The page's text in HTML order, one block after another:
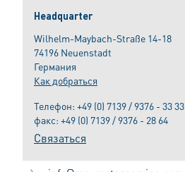
Headquarter
Wilhelm-Maybach-Straße 14-18
74196 Neuenstadt
Германия
Как добраться
Телефон: +49 (0) 7139 / 9376 - 33 33
факс: +49 (0) 7139 / 9376 - 28 64
Связаться